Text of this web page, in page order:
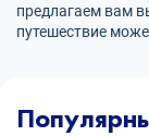
предлагаем вам
путешествие